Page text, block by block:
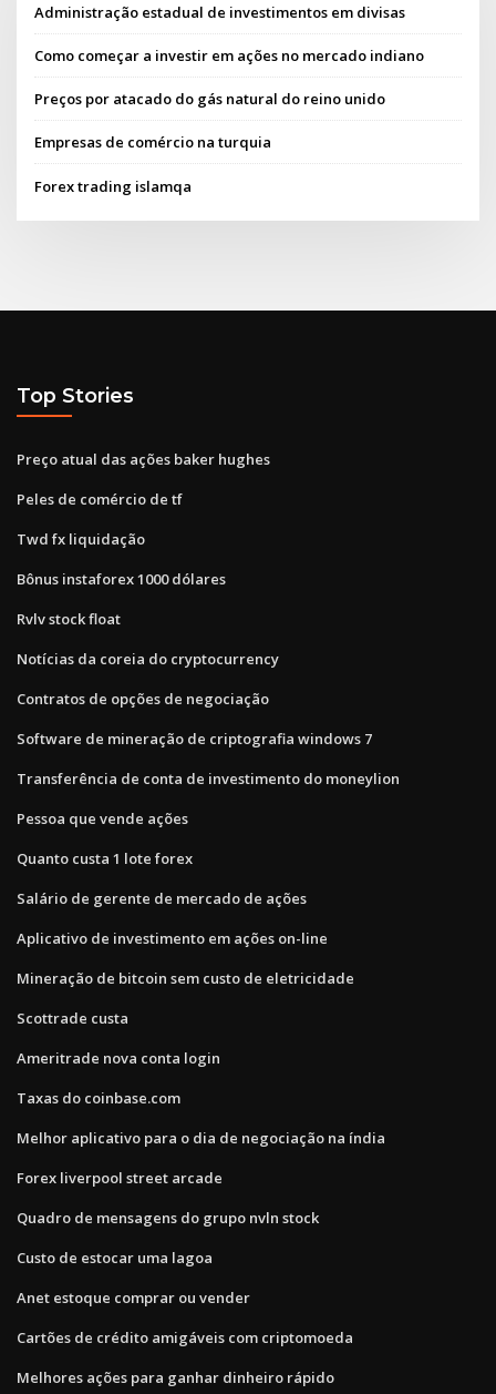
Administração estadual de investimentos em divisas
Como começar a investir em ações no mercado indiano
Preços por atacado do gás natural do reino unido
Empresas de comércio na turquia
Forex trading islamqa
Top Stories
Preço atual das ações baker hughes
Peles de comércio de tf
Twd fx liquidação
Bônus instaforex 1000 dólares
Rvlv stock float
Notícias da coreia do cryptocurrency
Contratos de opções de negociação
Software de mineração de criptografia windows 7
Transferência de conta de investimento do moneylion
Pessoa que vende ações
Quanto custa 1 lote forex
Salário de gerente de mercado de ações
Aplicativo de investimento em ações on-line
Mineração de bitcoin sem custo de eletricidade
Scottrade custa
Ameritrade nova conta login
Taxas do coinbase.com
Melhor aplicativo para o dia de negociação na índia
Forex liverpool street arcade
Quadro de mensagens do grupo nvln stock
Custo de estocar uma lagoa
Anet estoque comprar ou vender
Cartões de crédito amigáveis ​​com criptomoeda
Melhores ações para ganhar dinheiro rápido